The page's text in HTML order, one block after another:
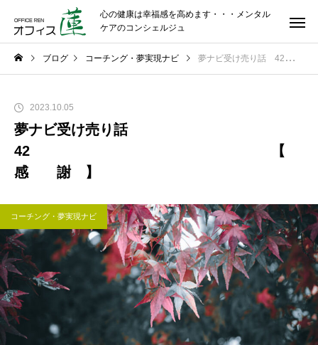
心の健康は幸福感を高めます・・・メンタル
ケアのコンシェルジュ
ブログ コーチング・夢実現ナビ 夢ナビ受け売り話 42 【 感 謝 】
2023.10.05
夢ナビ受け売り話
42 【
感 謝 】
コーチング・夢実現ナビ